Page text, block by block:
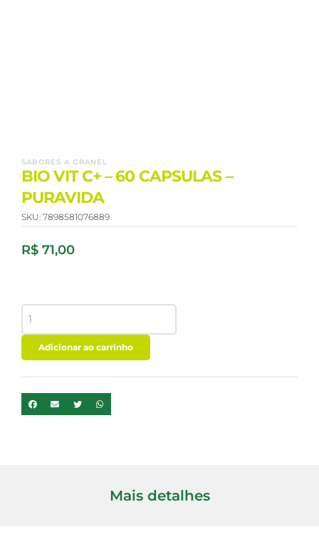
SABORES A GRANEL
BIO VIT C+ – 60 CAPSULAS –
PURAVIDA
SKU: 7898581076889
R$ 71,00
VIT
C+
60
-
PURAVIDA
Adicionar ao carrinho
Mais detalhes